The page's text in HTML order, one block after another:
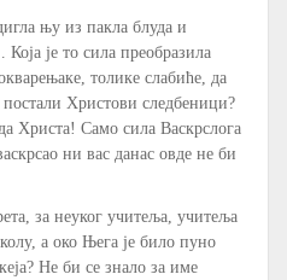
њу из пакла блуда и
је то сила преобразила
толике слабиће, да
Христови следбеници?
Христа! Само сила Васкрслога
ни вас данас овде не би
за неуког учитеља, учитеља
а око Њега је било пуно
Не би се знало за име